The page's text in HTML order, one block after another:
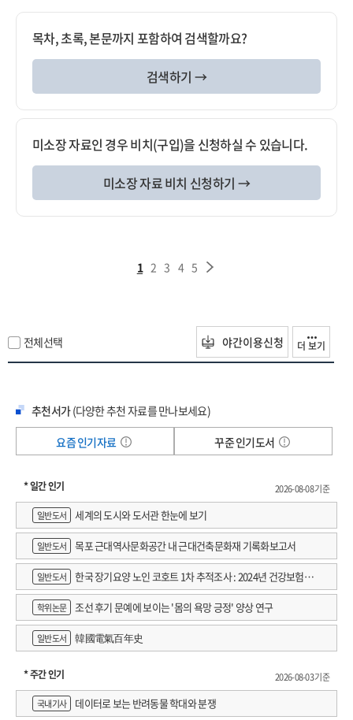
목차, 초록, 본문까지 포함하여 검색할까요?
검색하기 →
미소장 자료인 경우 비치(구입)을 신청하실 수 있습니다.
미소장 자료 비치 신청하기 →
1 2 3 4 5
전체선택 야간이용신청 더 보기
추천서가(다양한 추천 자료를 만나보세요)
요즘 인기자료
꾸준 인기도서
* 일간 인기
2026-08-08 기준
일반도서
세계의 도시와 도서관 한눈에 보기
일반도서 목포 근대역사문화공간 내 근대건축문화재 기록화보고서
일반도서
한국 장기요양 노인 코호트 1차 추적조사 : 2024년 건강보험연
구원 정규연구보고서
학위논문 조선 후기 문예에 보이는 '몸의 욕망 긍정' 양상 연구
일반도서 韓國電氣百年史
* 주간 인기
2026-08-03 기준
국내기사
데이터로 보는 반려동물 학대와 분쟁